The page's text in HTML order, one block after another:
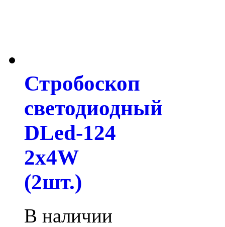
Стробоскоп
светодиодный
DLed-124
2x4W
(2шт.)
В наличии